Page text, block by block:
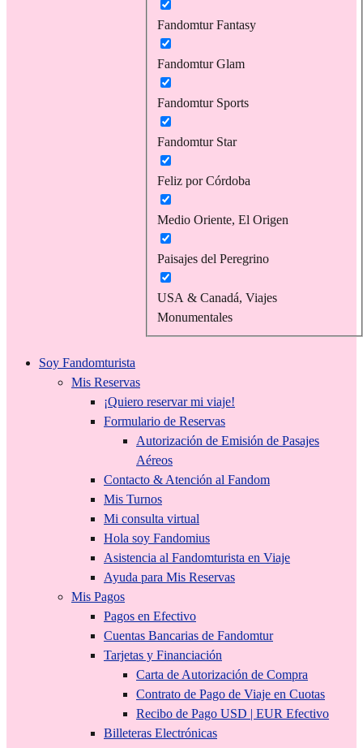
Fandomtur Fantasy
Fandomtur Glam
Fandomtur Sports
Fandomtur Star
Feliz por Córdoba
Medio Oriente, El Origen
Paisajes del Peregrino
USA & Canadá, Viajes
Monumentales
Soy Fandomturista
Mis Reservas
¡Quiero reservar mi viaje!
Formulario de Reservas
Autorización de Emisión de Pasajes
Aéreos
Contacto & Atención al Fandom
Mis Turnos
Mi consulta virtual
Hola soy Fandomius
Asistencia al Fandomturista en Viaje
Ayuda para Mis Reservas
Mis Pagos
Pagos en Efectivo
Cuentas Bancarias de Fandomtur
Tarjetas y Financiación
Carta de Autorización de Compra
Contrato de Pago de Viaje en Cuotas
Recibo de Pago USD | EUR Efectivo
Billeteras Electrónicas